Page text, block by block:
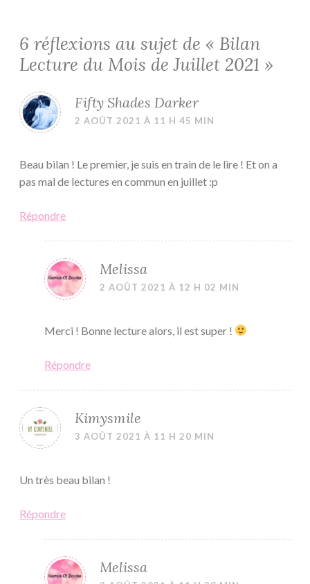
6 réflexions au sujet de « Bilan
Lecture du Mois de Juillet 2021 »
Fifty Shades Darker
2 AOÛT 2021 À 11 H 45 MIN
Beau bilan ! Le premier, je suis en train de le lire ! Et on a
pas mal de lectures en commun en juillet :p
Répondre
Melissa
2 AOÛT 2021 À 12 H 02 MIN
Merci ! Bonne lecture alors, il est super !
Répondre
Kimysmile
3 AOÛT 2021 À 11 H 20 MIN
Un très beau bilan !
Répondre
Melissa